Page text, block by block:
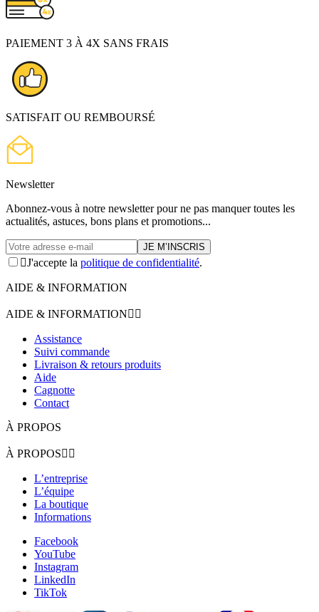
PAIEMENT 3 À 4X SANS FRAIS
SATISFAIT OU REMBOURSÉ
Newsletter
Abonnez-vous à notre newsletter pour ne pas manquer toutes les
actualités, astuces, bons plans et promotions...
J'accepte la politique de confidentialité.
AIDE & INFORMATION
AIDE & INFORMATION 
Assistance
Suivi commande
Livraison & retours produits
Aide
Cagnotte
Contact
À PROPOS
À PROPOS 
L’entreprise
L’équipe
La boutique
Informations
Facebook
YouTube
Instagram
LinkedIn
TikTok